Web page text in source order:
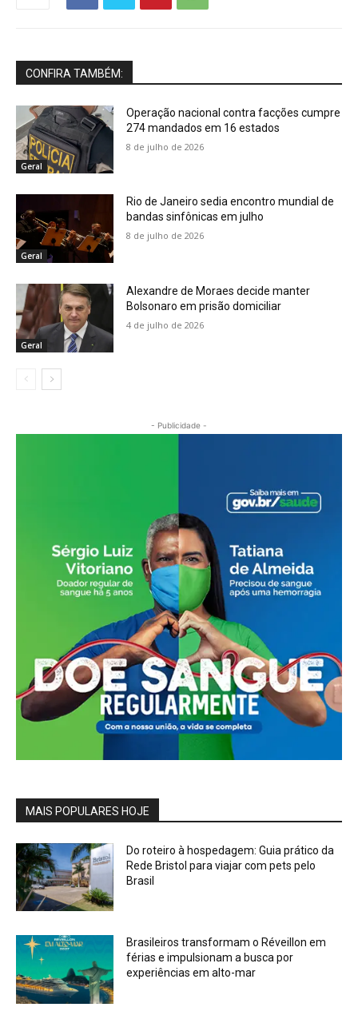
CONFIRA TAMBÉM:
Geral
Operação nacional contra facções cumpre
274 mandados em 16 estados
8 de julho de 2026
Geral
Rio de Janeiro sedia encontro mundial de
bandas sinfônicas em julho
8 de julho de 2026
Geral
Alexandre de Moraes decide manter
Bolsonaro em prisão domiciliar
4 de julho de 2026
- Publicidade -
MAIS POPULARES HOJE
Do roteiro à hospedagem: Guia prático da
Rede Bristol para viajar com pets pelo
Brasil
Brasileiros transformam o Réveillon em
férias e impulsionam a busca por
experiências em alto-mar